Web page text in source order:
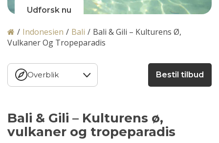
Udforsk nu
/ Indonesien / Bali / Bali & Gili – Kulturens Ø,
Vulkaner Og Tropeparadis
Overblik Bestil tilbud
Bali & Gili – Kulturens ø,
vulkaner og tropeparadis